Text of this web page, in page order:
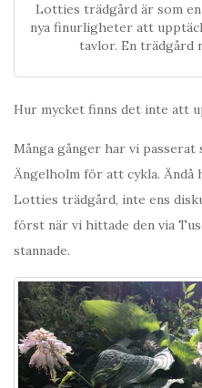
Lotties trädgård är som
nya finurligheter att
tavlor. En trädgård
Hur mycket finns det inte att
Många gånger har vi
Ängelholm för att cykla.
Lotties trädgård, inte ens
först när vi hittade den via
stannade.